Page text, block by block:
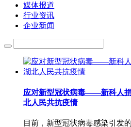
媒体报道
行业资讯
企业新闻
应对新型冠状病毒——新科人
北人民共抗疫情
目前，新型冠状病毒感染引发